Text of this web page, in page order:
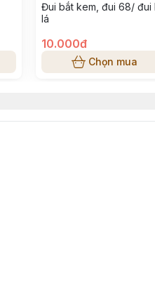
Đui bắt kem, đui 68/ đui
lá
10.000đ
Chọn mua